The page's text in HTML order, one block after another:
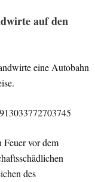
auf den
eine Autobahn
Feuer vor dem
des